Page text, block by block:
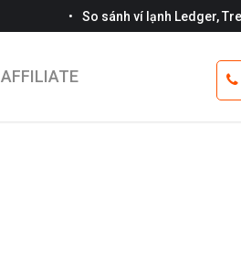
So sánh ví lạnh Ledger, Trezor &
AFFILIATE